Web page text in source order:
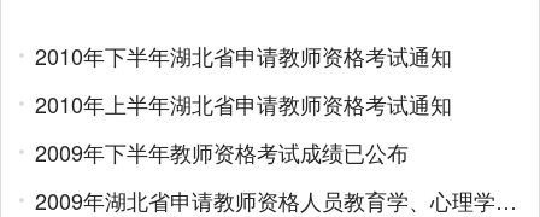
2010年下半年湖北省申请教师资格考试通知
2010年上半年湖北省申请教师资格考试通知
2009年下半年教师资格考试成绩已公布
2009年湖北省申请教师资格人员教育学、心理学考试通知